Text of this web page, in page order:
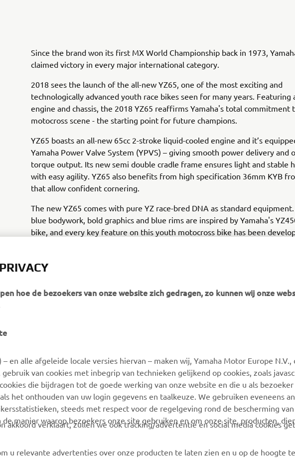
Since the brand won its first MX World Championship back in 1973,
claimed victory in every major international category.
2018 sees the launch of the all-new YZ65, one of the most exciting and
technologically advanced youth race bikes seen for many years. Featuring
engine and chassis, the 2018 YZ65 reaffirms Yamaha's total commitment
motocross scene - the starting point for future champions.
YZ65 boasts an all-new 65cc 2-stroke liquid-cooled engine and it’s
Yamaha Power Valve System (YPVS) – giving smooth power delivery and
torque output. Its new semi double cradle frame ensures light and stable
with easy agility. YZ65 also benefits from high specification 36mm KYB
that allow confident cornering.
The new YZ65 comes with pure YZ race-bred DNA as standard
blue bodywork, bold graphics and blue rims are inspired by Yamaha's
bike, and every key feature on this youth motocross bike has been
MyYamaha
Yamaha Music
Yamaha Racing
Yamaha Motor Global
Webshop Support
Onderdelen Catalogus
Onderhoudsafspraak
maken
Vind een Yamaha-dealer
Afvalbatterijen
hoe de bezoekers van onze website zich gedragen, zo kunnen wij onze
en alle afgeleide locale versies hiervan – maken wij, Yamaha Motor Europe N.V.,
van cookies met inbegrip van technieken gelijkend op cookies, zoals
die bijdragen tot de goede werking van onze website en die u als bezoeker
het onthouden van uw login gegevens en taalkeuze. We gebruiken eveneens
steeds met respect voor de regelgeving rond de bescherming
manier waarop bezoekers onze site gebruiken en om onze site, producten,
akkoord verklaart, zullen we ook tracking/advertentie en social media cookies
u relevante advertenties over onze producten te laten zien en u op de hoogte